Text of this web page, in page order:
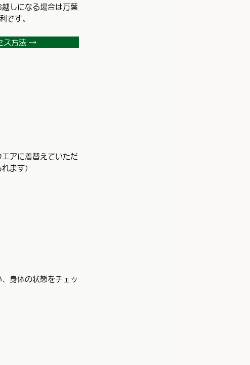
しになる場合は万葉
です。
ス方法 →
アに着替えていただ
ます）
身体の状態をチェッ